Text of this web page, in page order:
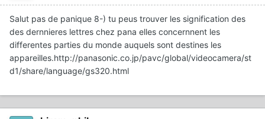
Salut pas de panique 8-) tu peus trouver les signification des
des dernnieres lettres chez pana elles concernnent les
differentes parties du monde auquels sont destines les
appareilles.http://panasonic.co.jp/pavc/global/videocamera/st
d1/share/language/gs320.html